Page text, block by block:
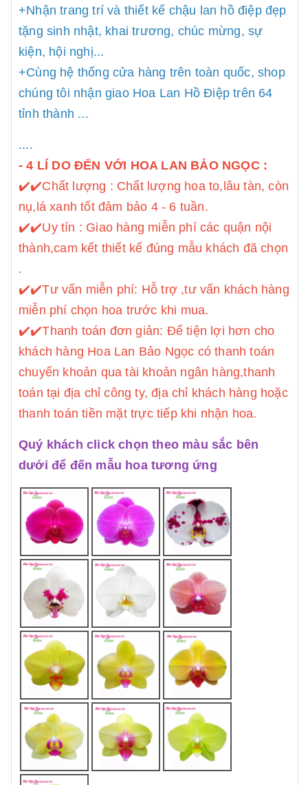
+Nhận trang trí và thiết kế chậu lan hồ điệp đẹp
tặng sinh nhật, khai trương, chúc mừng, sự
kiện, hội nghị...
+Cùng hệ thống cửa hàng trên toàn quốc, shop
chúng tôi nhận giao Hoa Lan Hồ Điệp trên 64
tỉnh thành ...
....
- 4 LÍ DO ĐẾN VỚI HOA LAN BẢO NGỌC :
✔️✔️Chất lượng : Chất lượng hoa to,lâu tàn, còn
nụ,lá xanh tốt đảm bảo 4 - 6 tuần.
✔️✔️Uy tín : Giao hàng miễn phí các quận nội
thành,cam kết thiết kế đúng mẫu khách đã chọn
.
✔️✔️Tư vấn miễn phí: Hỗ trợ ,tư vấn khách hàng
miễn phí chọn hoa trước khi mua.
✔️✔️Thanh toán đơn giản: Để tiện lợi hơn cho
khách hàng Hoa Lan Bảo Ngọc có thanh toán
chuyển khoản qua tài khoản ngân hàng,thanh
toán tại địa chỉ công ty, địa chỉ khách hàng hoặc
thanh toán tiền mặt trực tiếp khi nhận hoa.
Quý khách click chọn theo màu sắc bên
dưới để đến mẫu hoa tương ứng